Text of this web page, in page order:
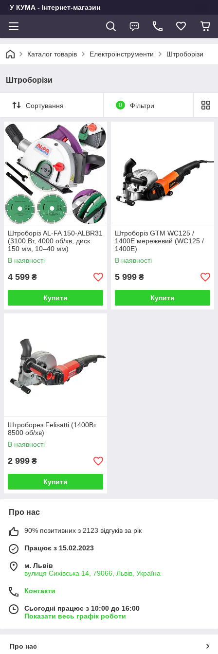
У КУМА - Інтернет-магазин
Каталог товарів Електроінструменти Штроборізи
Штроборізи
Сортування 0 Фільтри
Штроборіз AL-FA 150-ALBR31
(3100 Вт, 4000 об/хв, диск
150 мм, 10–40 мм)
В наявності
4 599 ₴
Купити
Штроборіз GTM WC125 /
1400E мережевий (WC125 /
1400E)
В наявності
5 999 ₴
Купити
Штроборез Felisatti (1400Вт
8500 об/хв)
В наявності
2 999 ₴
Купити
Про нас
90% позитивних з 2123 відгуків за рік
Працює з 15.02.2023
м. Львів
вулиця Сихівська 14, 79066, Львів, Україна
Контакти
Сьогодні працює з 10:00 до 16:00
Показати весь графік роботи
Про нас